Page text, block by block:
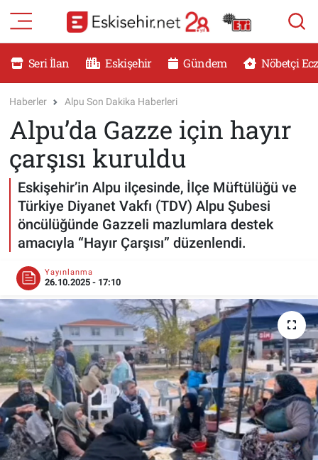
Seri İlan Eskişehir Gündem Nöbetçi
Haberler Alpu Son Dakika Haberleri
Alpu’da Gazze için hayır
çarşısı kuruldu
Eskişehir’in Alpu ilçesinde, İlçe Müftülüğü ve
Türkiye Diyanet Vakfı (TDV) Alpu Şubesi
öncülüğünde Gazzeli mazlumlara destek
amacıyla “Hayır Çarşısı” düzenlendi.
Yayınlanma
26.10.2025 - 17:10
RESMİ İLANLAR
DÜNYA
SAĞLIK
MAGAZİN
KADIN
TEKNOLOJİ
YEMEK
ESKİŞEHİR NÖBETÇİ ECZANELER
Eskişehir Haber İçerikleri
Eskişehir Hava Durumu
Eskişehir Tramvay Saatleri
Eskişehir Nöbetçi Eczaneler
Eskişehir Namaz Vakitleri
Eskişehir Trafik Yoğunluk Haritası
Süper Lig Puan Durumu ve Fikstür
Tüm Manşetler
Son Dakika Haberleri
Haber Arşivi